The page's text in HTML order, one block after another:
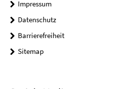
Impressum
Datenschutz
Barrierefreiheit
Sitemap